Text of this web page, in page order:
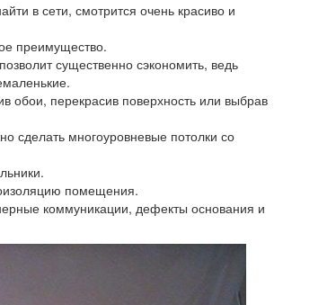
в сети, смотрится очень красиво и
преимущество.
существенно сэкономить, ведь
обои, перекрасив поверхность или выбрав
сделать многоуровневые потолки со
помещения.
коммуникации, дефекты основания и